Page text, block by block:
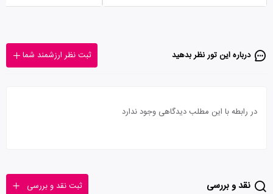
درباره این تور‌ نظر بدهید ثبت نظر ارزشمند شما
در رابطه با این مطلب دیدگاهی وجود ندارد
نقد و بررسی ثبت نقد و بررسی